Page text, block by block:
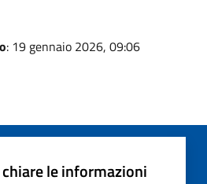
: 19 gennaio 2026, 09:06
le informazioni